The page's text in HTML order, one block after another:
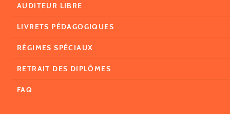
AUDITEUR LIBRE
LIVRETS PÉDAGOGIQUES
RÉGIMES SPÉCIAUX
RETRAIT DES DIPLÔMES
FAQ